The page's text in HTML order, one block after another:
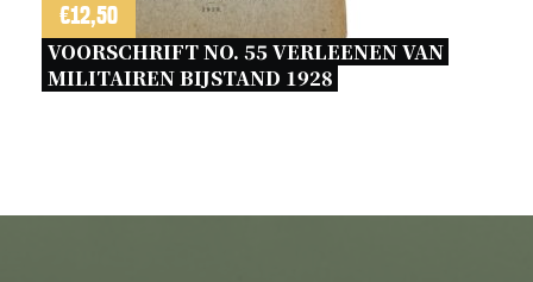
€12,50
VOORSCHRIFT NO. 55 VERLEENEN VAN
MILITAIREN BIJSTAND 1928